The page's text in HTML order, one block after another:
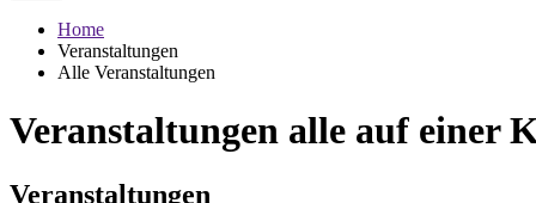
Home
Veranstaltungen
Alle Veranstaltungen
Veranstaltungen alle auf einer
Veranstaltungen